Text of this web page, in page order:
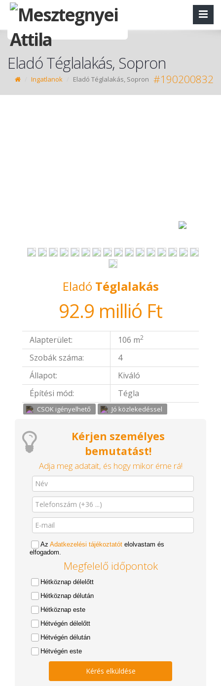
Eladó Téglalakás, Sopron
Ingatlanok Eladó Téglalakás, Sopron #190200832
Eladó Téglalakás
92.9 millió Ft
Alapterület: 106 m2
Szobák száma:
4
Állapot:
Kiváló
Építési mód:
Tégla
CSOK igényelhető Jó közlekedéssel
Kérjen személyes
bemutatást!
Adja meg adatait, és hogy mikor érne rá!
Az Adatkezelési tájékoztatót elolvastam és
elfogadom.
Megfelelő időpontok
Hétköznap délelőtt
Hétköznap délután
Hétköznap este
Hétvégén délelőtt
Hétvégén délután
Hétvégén este
Kérés elküldése